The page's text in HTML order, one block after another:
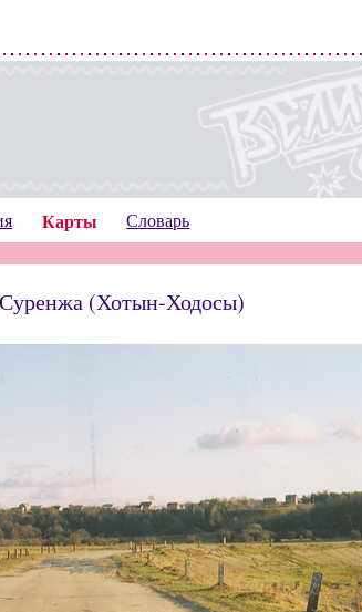
Карты Словарь
(Хотын-Ходосы)